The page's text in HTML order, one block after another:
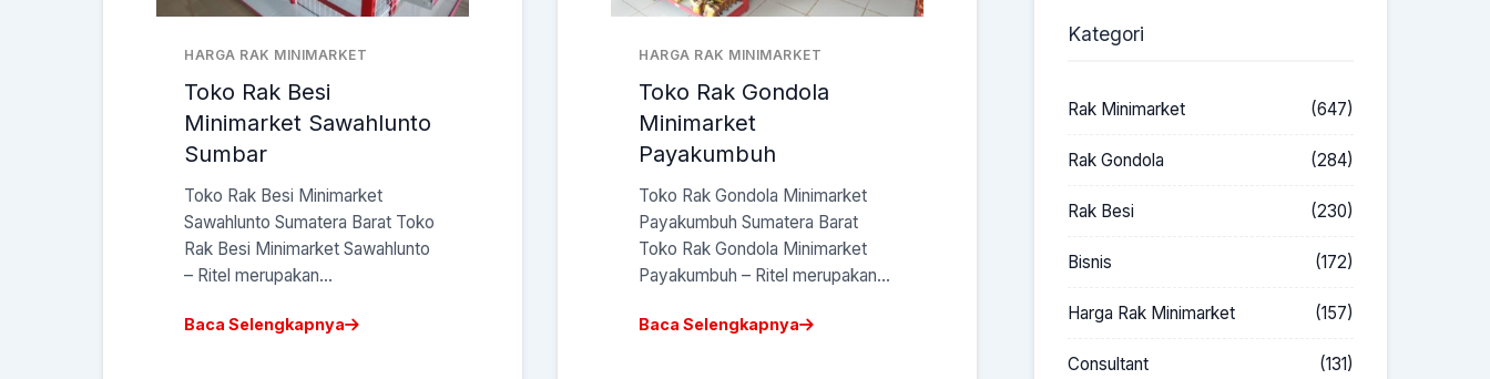
HARGA RAK MINIMARKET
Toko Rak Besi
Minimarket Sawahlunto
Sumbar
Toko Rak Besi Minimarket
Sawahlunto Sumatera Barat Toko
Rak Besi Minimarket Sawahlunto
– Ritel merupakan...
Baca Selengkapnya
HARGA RAK MINIMARKET
Toko Rak Gondola
Minimarket
Payakumbuh
Toko Rak Gondola Minimarket
Payakumbuh Sumatera Barat
Toko Rak Gondola Minimarket
Payakumbuh – Ritel merupakan...
Baca Selengkapnya
Kategori
Rak Minimarket (647)
Rak Gondola (284)
Rak Besi (230)
Bisnis (172)
Harga Rak Minimarket (157)
Consultant (131)